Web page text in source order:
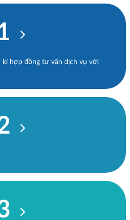
kí hợp đồng tư vấn dịch vụ với